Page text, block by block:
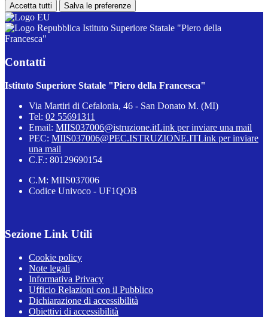
Accetta tutti Salva le preferenze
Istituto Superiore Statale "Piero della
Francesca"
Contatti
Istituto Superiore Statale "Piero della Francesca"
Via Martiri di Cefalonia, 46 - San Donato M. (MI)
Tel: 02 55691311
Email: MIIS037006@istruzione.itLink per inviare una mail
PEC: MIIS037006@PEC.ISTRUZIONE.ITLink per inviare
una mail
C.F.: 80129690154
C.M: MIIS037006
Codice Univoco - UF1QOB
Sezione Link Utili
Cookie policy
Note legali
Informativa Privacy
Ufficio Relazioni con il Pubblico
Dichiarazione di accessibilità
Obiettivi di accessibilità